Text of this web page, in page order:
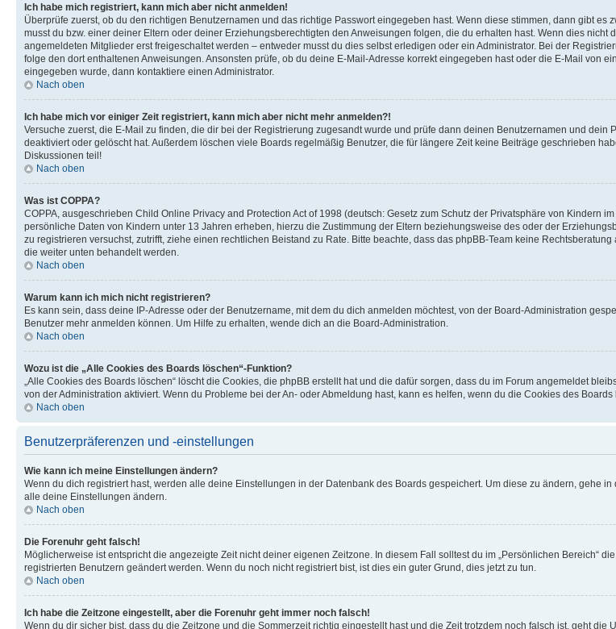
Ich habe mich registriert, kann mich aber nicht anmelden!
Überprüfe zuerst, ob du den richtigen Benutzernamen und das richtige Passwort eingegeben hast. Wenn diese stimmen, dann gibt es
musst du bzw. einer deiner Eltern oder deiner Erziehungsberechtigten den Anweisungen folgen, die du erhalten hast. Wenn dies
angemeldeten Mitglieder erst freigeschaltet werden – entweder musst du dies selbst erledigen oder ein Administrator. Bei der
folge den dort enthaltenen Anweisungen. Ansonsten prüfe, ob du deine E-Mail-Adresse korrekt eingegeben hast oder die E-Mail von
eingegeben wurde, dann kontaktiere einen Administrator.
Nach oben
Ich habe mich vor einiger Zeit registriert, kann mich aber nicht mehr anmelden?!
Versuche zuerst, die E-Mail zu finden, die dir bei der Registrierung zugesandt wurde und prüfe dann deinen Benutzernamen und
deaktiviert oder gelöscht hat. Außerdem löschen viele Boards regelmäßig Benutzer, die für längere Zeit keine Beiträge geschrieben
Diskussionen teil!
Nach oben
Was ist COPPA?
COPPA, ausgeschrieben Child Online Privacy and Protection Act of 1998 (deutsch: Gesetz zum Schutz der Privatsphäre von Kindern
persönliche Daten von Kindern unter 13 Jahren erheben, hierzu die Zustimmung der Eltern beziehungsweise des oder der
zu registrieren versuchst, zutrifft, ziehe einen rechtlichen Beistand zu Rate. Bitte beachte, dass das phpBB-Team keine
die weiter unten behandelt werden.
Nach oben
Warum kann ich mich nicht registrieren?
Es kann sein, dass deine IP-Adresse oder der Benutzername, mit dem du dich anmelden möchtest, von der Board-Administration
Benutzer mehr anmelden können. Um Hilfe zu erhalten, wende dich an die Board-Administration.
Nach oben
Wozu ist die „Alle Cookies des Boards löschen“-Funktion?
„Alle Cookies des Boards löschen“ löscht die Cookies, die phpBB erstellt hat und die dafür sorgen, dass du im Forum angemeldet
von der Administration aktiviert. Wenn du Probleme bei der An- oder Abmeldung hast, kann es helfen, wenn du die Cookies des Boards
Nach oben
Benutzerpräferenzen und -einstellungen
Wie kann ich meine Einstellungen ändern?
Wenn du dich registriert hast, werden alle deine Einstellungen in der Datenbank des Boards gespeichert. Um diese zu ändern, gehe
alle deine Einstellungen ändern.
Nach oben
Die Forenuhr geht falsch!
Möglicherweise ist entspricht die angezeigte Zeit nicht deiner eigenen Zeitzone. In diesem Fall solltest du im „Persönlichen Bereich“
registrierten Benutzern geändert werden. Wenn du noch nicht registriert bist, ist dies ein guter Grund, dies jetzt zu tun.
Nach oben
Ich habe die Zeitzone eingestellt, aber die Forenuhr geht immer noch falsch!
Wenn du dir sicher bist, dass du die Zeitzone und die Sommerzeit richtig eingestellt hast und die Zeit trotzdem noch falsch ist, geht